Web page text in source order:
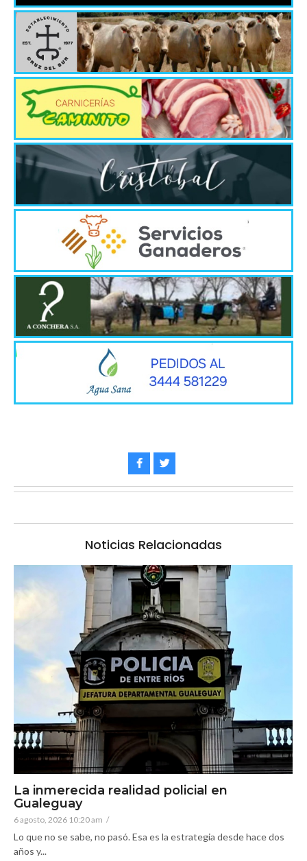
Noticias Relacionadas
La inmerecida realidad policial en
Gualeguay
6 agosto, 2026 10:20 am /
Lo que no se sabe, no pasó. Esa es la estrategia desde hace dos
años y...